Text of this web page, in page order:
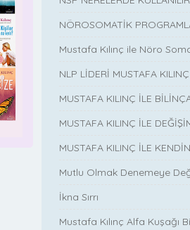
NÖROSOMATİK
Mustafa Kılınç ile Nöro
NLP LİDERİ MUSTAFA
MUSTAFA KILINÇ İLE
MUSTAFA KILINÇ İLE
MUSTAFA KILINÇ İLE
Mutlu Olmak Denemeye
İkna Sırrı
Mustafa Kılınç Alfa Kuşağı